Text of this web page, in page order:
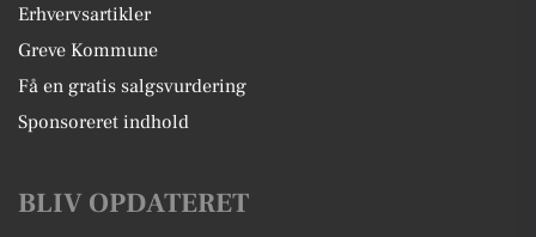
Erhvervsartikler
Greve Kommune
Få en gratis salgsvurdering
Sponsoreret indhold
BLIV OPDATERET